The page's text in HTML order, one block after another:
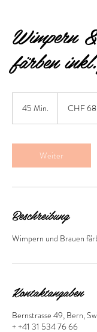
Wimpern
färben
45 Min.
i
n
.
Franken
CHF 68
Weiter
Beschreibung
Wimpern und Brauen
Kontaktangaben
Bernstrasse 49, Bern,
+ +41 31 534 76 66